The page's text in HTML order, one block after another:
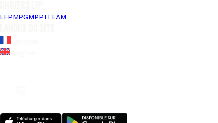
LFPMPGMPP1TEAM